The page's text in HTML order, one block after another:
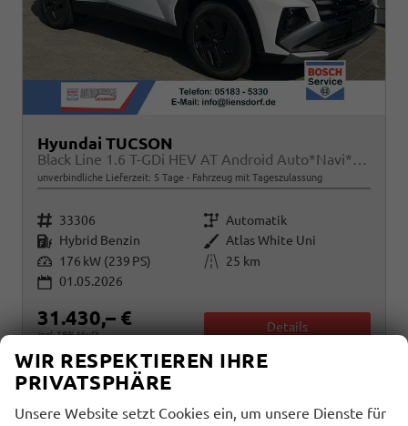
Hyundai TUCSON
Black Line 1.6 T-GDi HEV AT Android Auto*Navi*SHZ*Kamera*2Z Klimaauto*
unverbindliche Lieferzeit: 5 Tage Fahrzeug mit Tageszulassung
Fahrzeugnr. 33306 Getriebe Automatik
Kraftstoff Hybrid Benzin Außenfarbe Atlas White Uni
Leistung 176 kW (239 PS) Kilometerstand
25 km
01.05.2026
31.430,– €
incl. 19% MwSt.
Details
Verbrauch kombiniert:5,60 l/100km
CO2-Klasse: D
2 -Emissionen: 126,00 g/km
WIR RESPEKTIEREN IHRE
PRIVATSPHÄRE
Unsere Website setzt Cookies ein, um unsere Dienste für